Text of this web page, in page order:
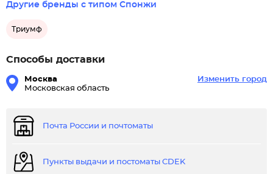
Другие бренды с типом Спонжи
Триумф
Способы доставки
Москва
Московская область
Изменить город
Почта России и почтоматы
Пункты выдачи и постоматы CDEK